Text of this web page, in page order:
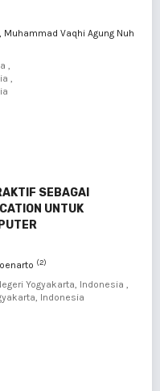
, Muhammad Vaqhi Agung Nuh
,
,
SEBAGAI
UNTUK
(2)
Yogyakarta, Indonesia ,
Indonesia